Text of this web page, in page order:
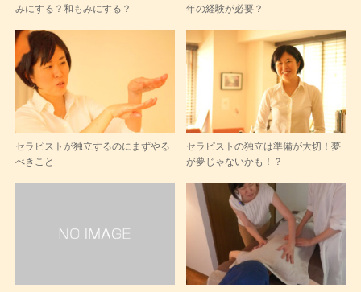
みにする？和もみにする？
年の経験が必要？
セラピストが独立するのにまずやる
べきこと
セラピストの独立は準備が大切！夢
が夢じゃないかも！？